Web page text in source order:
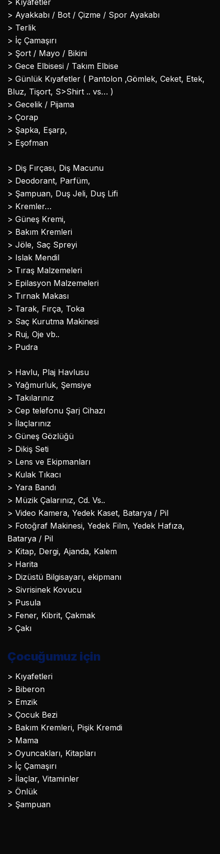
> Kıyafetler
> Ayakkabı / Bot / Çizme / Spor Ayakabı
> Terlik
> İç Çamaşırı
> Şort / Mayo / Bikini
> Gece Elbisesi / Takım Elbise
> Günlük Kıyafetler ( Pantolon ,Gömlek, Ceket, Etek,
Bluz, Tişort, S>Shirt .. vs… )
> Gecelik / Pijama
> Çorap
> Şapka, Eşarp,
> Eşofman
> Diş Fırçası, Diş Macunu
> Deodorant, Parfüm,
> Şampuan, Duş Jeli, Duş Lifi
> Kremler…
> Güneş Kremi,
> Bakım Kremleri
> Jöle, Saç Spreyi
> Islak Mendil
> Tıraş Malzemeleri
> Epilasyon Malzemeleri
> Tırnak Makası
> Tarak, Fırça, Toka
> Saç Kurutma Makinesi
> Ruj, Oje vb..
> Pudra
> Havlu, Plaj Havlusu
> Yağmurluk, Şemsiye
> Takılarınız
> Cep telefonu Şarj Cihazı
> İlaçlarınız
> Güneş Gözlüğü
> Dikiş Seti
> Lens ve Ekipmanları
> Kulak Tıkacı
> Yara Bandı
> Müzik Çalarınız, Cd. Vs..
> Video Kamera, Yedek Kaset, Batarya / Pil
> Fotoğraf Makinesi, Yedek Film, Yedek Hafıza,
Batarya / Pil
> Kitap, Dergi, Ajanda, Kalem
> Harita
> Dizüstü Bilgisayarı, ekipmanı
> Sivrisinek Kovucu
> Pusula
> Fener, Kibrit, Çakmak
> Çakı
Çocuğumuz için
> Kıyafetleri
> Biberon
> Emzik
> Çocuk Bezi
> Bakım Kremleri, Pişik Kremdi
> Mama
> Oyuncakları, Kitapları
> İç Çamaşırı
> İlaçlar, Vitaminler
> Önlük
> Şampuan